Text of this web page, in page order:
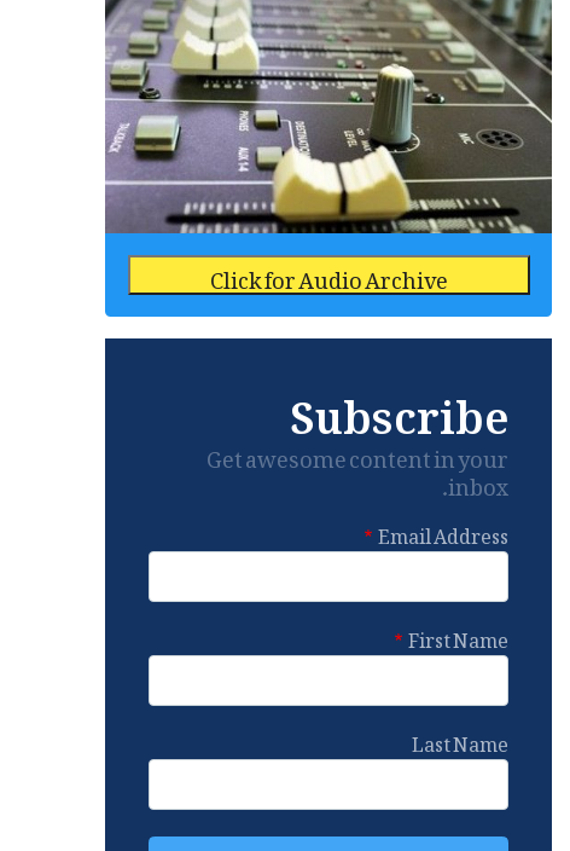
Click for Audio Archive
Subscribe
Get awesome content in your
inbox.
Email Address
First Name
Last Name